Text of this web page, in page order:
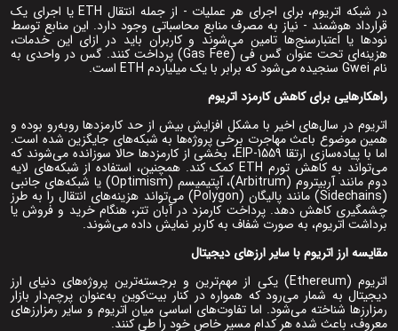
در شبکه اتریوم، برای اجرای هر عملیات - از جمله انتقال ETH یا اجرای یک
قرارداد هوشمند - نیاز به مصرف منابع محاسباتی وجود دارد. این منابع توسط
نودها یا اعتبارسنج‌ها تامین می‌شوند و کاربران باید در ازای این خدمات،
هزینه‌ای تحت عنوان گس فی (Gas Fee) پرداخت کنند. گس در واحدی به
نام Gwei سنجیده می‌شود که برابر با یک میلیاردم ETH است.
راهکارهایی برای کاهش کارمزد اتریوم
اتریوم در سال‌های اخیر با مشکل افزایش بیش از حد کارمزدها روبه‌رو بوده و
همین موضوع باعث مهاجرت برخی پروژه‌ها به شبکه‌های جایگزین شده است.
اما با پیاده‌سازی ارتقا EIP-1559، بخشی از کارمزدها حالا سوزانده می‌شوند که
می‌تواند به کاهش تورم ETH کمک کند. همچنین، استفاده از شبکه‌های لایه
دوم مانند آربیتروم (Arbitrum)، آپتیمیسم (Optimism) یا شبکه‌های جانبی
(Sidechains) مانند پالیگان (Polygon) می‌تواند هزینه‌های انتقال را به طرز
چشمگیری کاهش دهد. پرداخت کارمزد در آبان تتر، هنگام خرید و فروش یا
برداشت اتریوم، به ‌صورت شفاف به کاربر نمایش داده می‌شوند.
مقایسه ارز اتریوم با سایر ارزهای دیجیتال
اتریوم (Ethereum) یکی از مهم‌ترین و برجسته‌ترین پروژه‌های دنیای ارز
دیجیتال به شمار می‌رود که همواره در کنار بیت‌کوین به‌عنوان پرچم‌دار بازار
رمزارزها شناخته می‌شود. اما تفاوت‌های اساسی میان اتریوم و سایر رمزارزهای
معروف، باعث شده هر کدام مسیر خاص خود را طی کنند.